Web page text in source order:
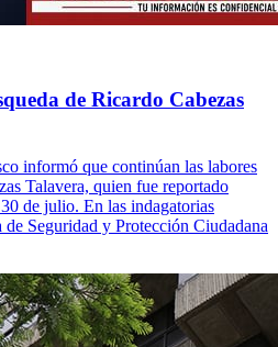
de Ricardo Cabezas
informó que continúan las labores
Talavera, quien fue reportado
de julio. En las indagatorias
Seguridad y Protección Ciudadana